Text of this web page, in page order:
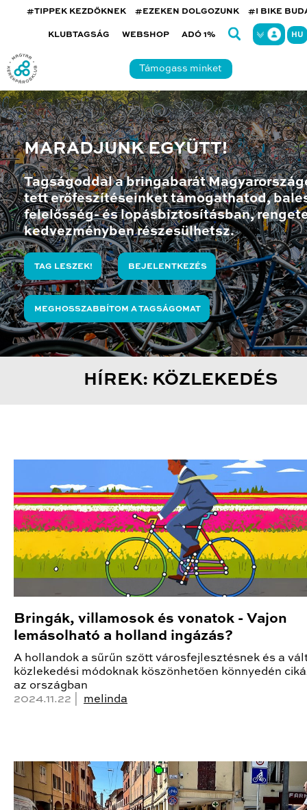
#TIPPEK KEZDŐKNEK #EZEKEN DOLGOZUNK #I BIKE
KLUBTAGSÁG WEBSHOP ADÓ 1% HU
Támogass minket
MARADJUNK EGYÜTT!
Tagságoddal a bringabarát
tett erőfeszítéseinket támogathatod,
felelősség- és lopásbiztosításban,
kedvezményben részesülhetsz.
TAG LESZEK! BEJELENTKEZÉS
MEGHOSSZABBÍTOM A TAGSÁGOMAT
HÍREK: KÖZLEKEDÉS
Bringák, villamosok és vonatok - Vajon
lemásolható a holland ingázás?
A hollandok a sűrűn szőtt városfejlesztésnek és a
közlekedési módoknak köszönhetően könnyedén
az országban
2024.11.22 | melinda